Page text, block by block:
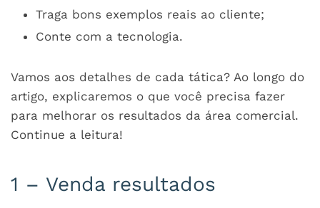
Traga bons exemplos reais ao cliente;
Conte com a tecnologia.
Vamos aos detalhes de cada tática? Ao longo do
artigo, explicaremos o que você precisa fazer
para melhorar os resultados da área comercial.
Continue a leitura!
1 – Venda resultados